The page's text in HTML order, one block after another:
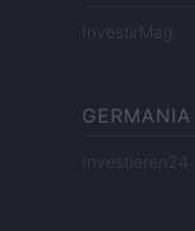
InvestirMag
GERMANIA
Investieren24